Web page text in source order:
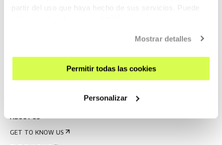
partir del uso que haya hecho de sus servicios. Puede
Mostrar detalles
Permitir todas las cookies
Personalizar
ACCESSIBILITY
RENTAL OF SPACES
SEND US YOUR PROPOSAL
ABOUT US
GET TO KNOW US